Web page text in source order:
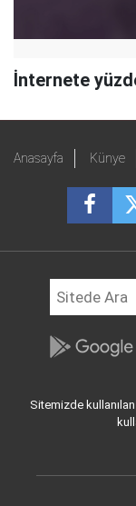
İnternete
Anasayfa Künye
Sitemizde